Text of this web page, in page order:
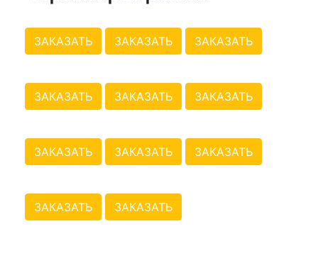
ЗАКАЗАТЬ ЗАКАЗАТЬ ЗАКАЗАТЬ
ЗАКАЗАТЬ ЗАКАЗАТЬ ЗАКАЗАТЬ
ЗАКАЗАТЬ ЗАКАЗАТЬ ЗАКАЗАТЬ
ЗАКАЗАТЬ ЗАКАЗАТЬ